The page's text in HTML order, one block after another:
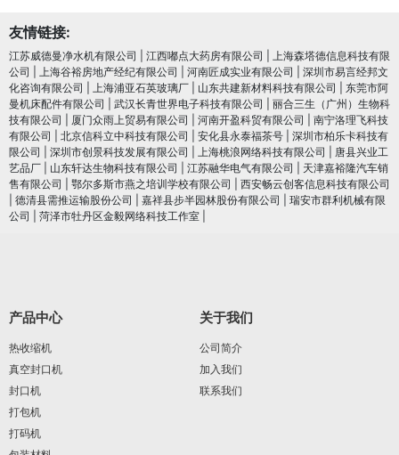
友情链接:
江苏威德曼净水机有限公司 江西嘟点大药房有限公司
上海森塔德信息科技有限
公司
上海谷裕房地产经纪有限公司 河南匠成实业有限公司
深圳市易言经邦文
化咨询有限公司
上海浦亚石英玻璃厂 山东共建新材料科技有限公司
东莞市阿
曼机床配件有限公司
武汉长青世界电子科技有限公司
丽合三生（广州）生物科
技有限公司
厦门众雨上贸易有限公司 河南开盈科贸有限公司
南宁洛理飞科技
有限公司
北京信科立中科技有限公司 安化县永泰福茶号
深圳市柏乐卡科技有
限公司
深圳市创景科技发展有限公司 上海桃浪网络科技有限公司
唐县兴业工
艺品厂
山东轩达生物科技有限公司 江苏融华电气有限公司
天津嘉裕隆汽车销
售有限公司
鄂尔多斯市燕之培训学校有限公司
西安畅云创客信息科技有限公司
德清县需推运输股份公司 嘉祥县步半园林股份有限公司
瑞安市群利机械有限
公司
菏泽市牡丹区金毅网络科技工作室
产品中心
热收缩机
真空封口机
封口机
打包机
打码机
关于我们
公司简介
加入我们
联系我们